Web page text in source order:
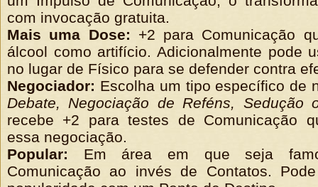
com invocação gratuita.
Mais uma Dose: +2 para Comunicação
álcool como artifício. Adicionalmente pode
no lugar de Físico para se defender contra
Negociador: Escolha um tipo específico de
Debate, Negociação de Reféns, Sedução
recebe +2 para testes de Comunicação
essa negociação.
Popular: Em área em que seja
Comunicação ao invés de Contatos.